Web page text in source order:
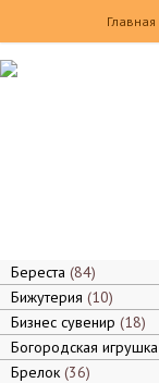
Главная
Береста 84
Бижутерия 10
Бизнес сувенир 18
Богородская игрушка
Брелок 36